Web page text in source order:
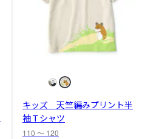
キッズ 天竺編みプリント半
袖Ｔシャツ
110 〜 120